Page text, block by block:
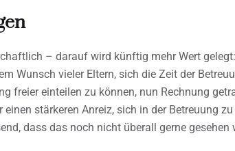
– darauf wird künftig mehr Wert
Wunsch vieler Eltern, sich die Zeit der
freier einteilen zu können, nun Rechnung
stärkeren Anreiz, sich in der Betreuung
dass das noch nicht überall gerne gesehen